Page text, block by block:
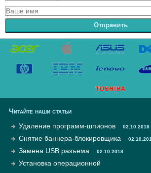
Отправить
Читайте наши статьи
Удаление программ-шпионов
02.10.2018
Снятие баннера-блокировщика
Замена USB разъема 02.10.2018
Установка операционной